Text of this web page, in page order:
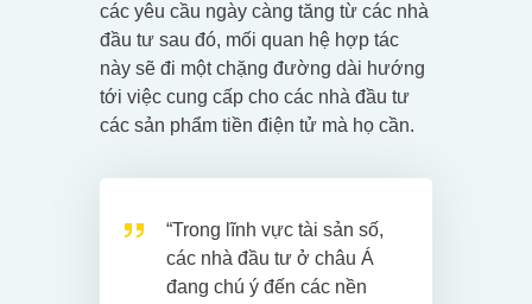
các yêu cầu ngày càng tăng từ các nhà
đầu tư sau đó, mối quan hệ hợp tác
này sẽ đi một chặng đường dài hướng
tới việc cung cấp cho các nhà đầu tư
các sản phẩm tiền điện tử mà họ cần.
“Trong lĩnh vực tài sản số,
các nhà đầu tư ở châu Á
đang chú ý đến các nền